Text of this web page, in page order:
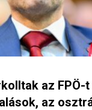
az FPÖ-
az